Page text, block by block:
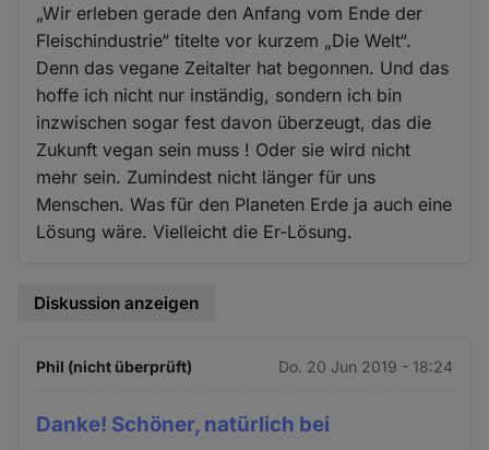
„Wir erleben gerade den Anfang vom Ende der
Fleischindustrie“ titelte vor kurzem „Die Welt“.
Denn das vegane Zeitalter hat begonnen. Und das
hoffe ich nicht nur inständig, sondern ich bin
inzwischen sogar fest davon überzeugt, das die
Zukunft vegan sein muss ! Oder sie wird nicht
mehr sein. Zumindest nicht länger für uns
Menschen. Was für den Planeten Erde ja auch eine
Lösung wäre. Vielleicht die Er-Lösung.
Diskussion anzeigen
Phil (nicht überprüft) Do. 20 Jun 2019 - 18:24
Danke! Schöner, natürlich bei